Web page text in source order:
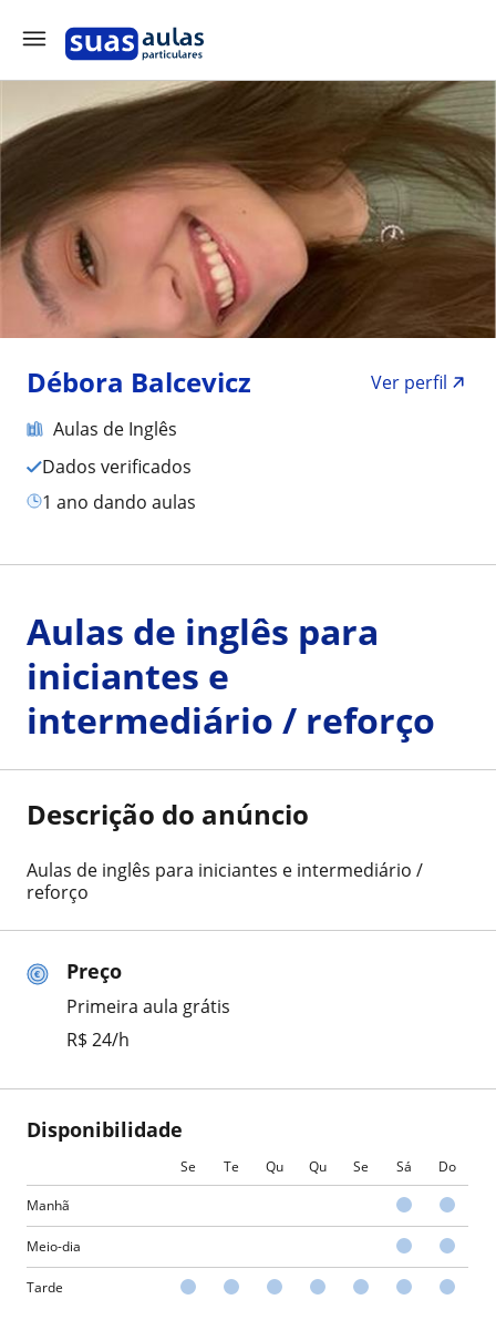
Débora Balcevicz
Ver perfil
Aulas de Inglês
Dados verificados
1 ano dando aulas
Preço
Primeira aula grátis
R$ 24/h
Disponibilidade
Se Te Qu Qu Se Sá Do
Manhã
Meio-dia
Tarde
Aulas de inglês para
iniciantes e
intermediário / reforço
Descrição do anúncio
Aulas de inglês para iniciantes e intermediário /
reforço